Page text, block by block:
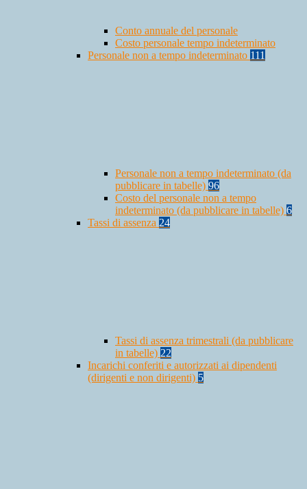
Conto annuale del personale
Costo personale tempo indeterminato
Personale non a tempo indeterminato 111
Personale non a tempo indeterminato (da
pubblicare in tabelle) 96
Costo del personale non a tempo
indeterminato (da pubblicare in tabelle) 6
Tassi di assenza 24
Tassi di assenza trimestrali (da pubblicare
in tabelle) 22
Incarichi conferiti e autorizzati ai dipendenti
(dirigenti e non dirigenti) 5